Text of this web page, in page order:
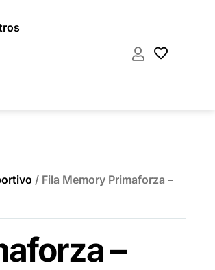
/ Fila Memory Primaforza –
–